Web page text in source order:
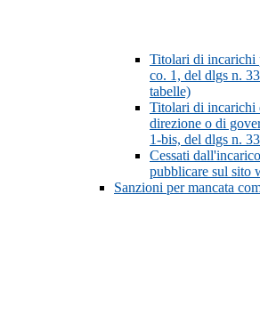
Titolari di incarichi
co. 1, del dlgs n.
tabelle)
Titolari di incarichi
direzione o di
1-bis, del dlgs n.
Cessati
pubblicare sul sito
Sanzioni per mancata